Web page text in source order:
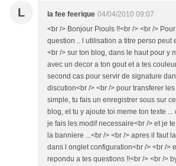
L la fee feerique 04/04/2010 09:07
<br /> Bonjour Piouls !!<br /> <br />
question .. l utilisation a titre perso peut
<br /> sur ton blog, dans le haut pour y
avec un decor a ton gout et a tes
second cas pour servir de signature
discution<br /> <br /> pour transferer
simple, tu fais un enregistrer sous sur
blog, et tu y ajoute toi meme ton texte
je fais les modif necessaire<br /> et je
la banniere ...<br /> <br /> apres il faut
dans l onglet configuration<br /> <br />
repondu a tes questions !!<br /> <br />